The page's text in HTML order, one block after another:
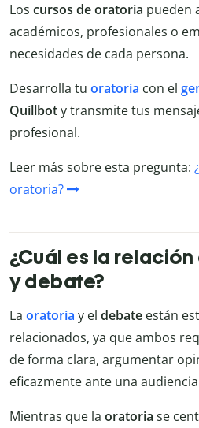
Los cursos de oratoria pueden
académicos, profesionales o
necesidades de cada persona.
Desarrolla tu oratoria con el
Quillboty transmite tus
profesional.
Leer más sobre esta pregunta:
oratoria?
¿Cuál es la
y debate?
La oratoria y el debate están
relacionados, ya que ambos
de forma clara, argumentar
eficazmente ante una
Mientras que la oratoria se